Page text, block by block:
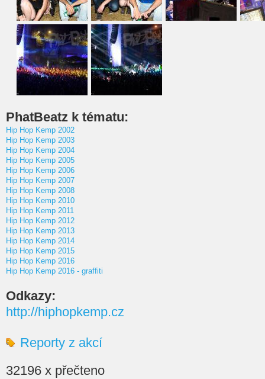
PhatBeatz k tématu:
Hip Hop Kemp 2002
Hip Hop Kemp 2003
Hip Hop Kemp 2004
Hip Hop Kemp 2005
Hip Hop Kemp 2006
Hip Hop Kemp 2007
Hip Hop Kemp 2008
Hip Hop Kemp 2010
Hip Hop Kemp 2011
Hip Hop Kemp 2012
Hip Hop Kemp 2013
Hip Hop Kemp 2014
Hip Hop Kemp 2015
Hip Hop Kemp 2016
Hip Hop Kemp 2016 - graffiti
Odkazy:
http://hiphopkemp.cz
Reporty z akcí
32196 x přečteno